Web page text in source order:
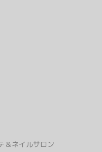
＆ネイルサロン